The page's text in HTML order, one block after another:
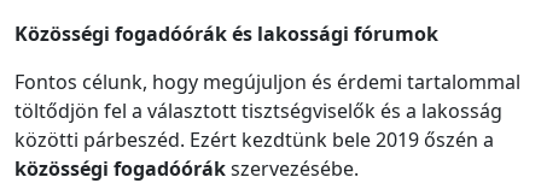
Közösségi fogadóórák és lakossági fórumok
Fontos célunk, hogy megújuljon és érdemi tartalommal
töltődjön fel a választott tisztségviselők és a lakosság
közötti párbeszéd. Ezért kezdtünk bele 2019 őszén a
közösségi fogadóórákszervezésébe.